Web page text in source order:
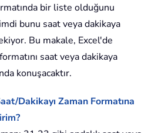
bir liste olduğunu
bunu saat veya dakikaya
Bu makale, Excel'de
saat veya dakikaya
konuşacaktır.
Dakikayı Zaman Formatına